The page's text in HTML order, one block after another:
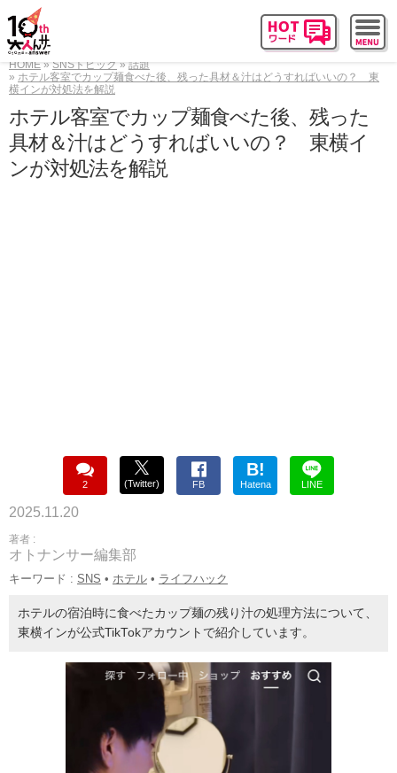
HOME SNSトピック
話題
ホテル客室でカップ麺食べた後、残った具材＆汁はどうすればいいの？ 東
横インが対処法を解説
ホテル客室でカップ麺食べた後、残った
具材＆汁はどうすればいいの？ 東横イ
ンが対処法を解説
2 (Twitter) FB
B!
Hatena LINE
2025.11.20
著者 :
オトナンサー編集部
キーワード : SNS • ホテル • ライフハック
ホテルの宿泊時に食べたカップ麺の残り汁の処理方法について、
東横インが公式TikTokアカウントで紹介しています。